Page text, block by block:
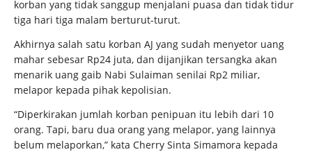
korban yang tidak sanggup menjalani puasa dan tidak tidur
tiga hari tiga malam berturut-turut.
Akhirnya salah satu korban AJ yang sudah menyetor uang
mahar sebesar Rp24 juta, dan dijanjikan tersangka akan
menarik uang gaib Nabi Sulaiman senilai Rp2 miliar,
melapor kepada pihak kepolisian.
“Diperkirakan jumlah korban penipuan itu lebih dari 10
orang. Tapi, baru dua orang yang melapor, yang lainnya
belum melaporkan,” kata Cherry Sinta Simamora kepada